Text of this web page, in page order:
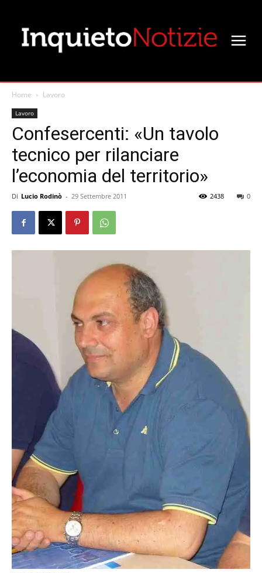
Home Lavoro
Lavoro
Confesercenti: «Un tavolo
tecnico per rilanciare
l’economia del territorio»
Di Lucio Rodinò - 29 Settembre 2011 0
2438